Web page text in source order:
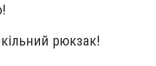
рюкзак!